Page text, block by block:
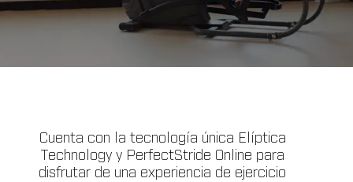
Cuenta con la tecnología única Elíptica
Technology y PerfectStride Online para
disfrutar de una experiencia de ejercicio